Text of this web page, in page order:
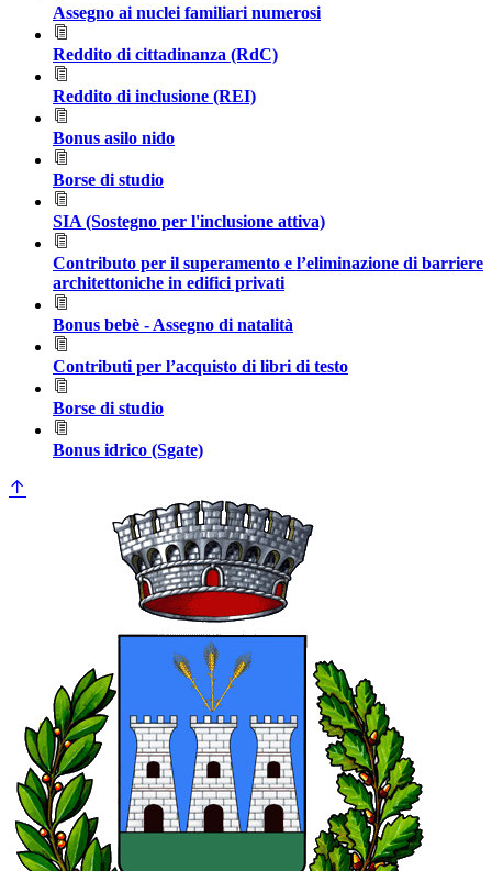
Assegno ai nuclei familiari numerosi
Reddito di cittadinanza (RdC)
Reddito di inclusione (REI)
Bonus asilo nido
Borse di studio
SIA (Sostegno per l'inclusione attiva)
Contributo per il superamento e l’eliminazione di barriere
architettoniche in edifici privati
Bonus bebè - Assegno di natalità
Contributi per l’acquisto di libri di testo
Borse di studio
Bonus idrico (Sgate)